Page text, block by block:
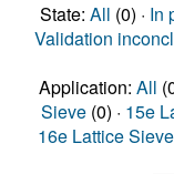
State: All (0) · In
Validation
Application: All
Sieve (0) · 15e
16e Lattice